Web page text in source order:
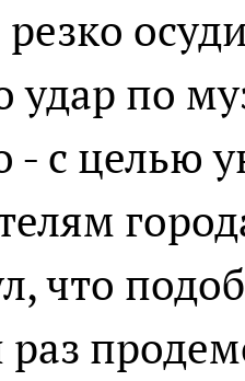
удар по
с целью
что
раз